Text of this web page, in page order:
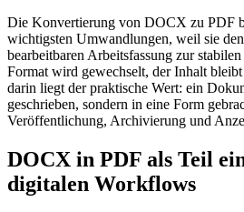
Die Konvertierung von DOCX zu PDF
wichtigsten Umwandlungen, weil sie
bearbeitbaren Arbeitsfassung zur
Format wird gewechselt, der Inhalt
darin liegt der praktische Wert: ein
geschrieben, sondern in eine Form
Veröffentlichung, Archivierung und
DOCX in PDF als Teil
digitalen Workflows